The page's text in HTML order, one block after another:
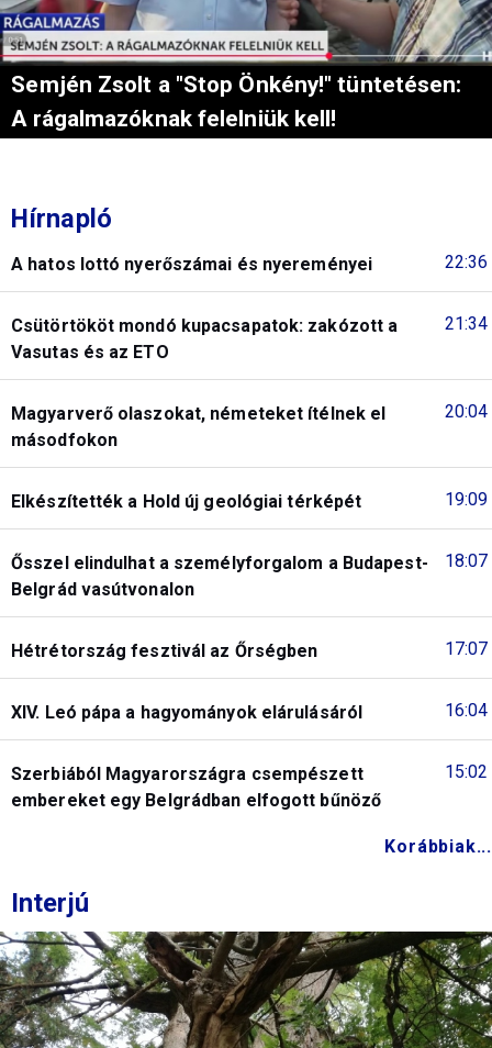
Semjén Zsolt a "Stop Önkény!" tüntetésen:
A rágalmazóknak felelniük kell!
Hírnapló
22:36
A hatos lottó nyerőszámai és nyereményei
21:34
Csütörtököt mondó kupacsapatok: zakózott a
Vasutas és az ETO
20:04
Magyarverő olaszokat, németeket ítélnek el
másodfokon
19:09
Elkészítették a Hold új geológiai térképét
18:07
Ősszel elindulhat a személyforgalom a Budapest-
Belgrád vasútvonalon
17:07
Hétrétország fesztivál az Őrségben
16:04
XIV. Leó pápa a hagyományok elárulásáról
15:02
Szerbiából Magyarországra csempészett
embereket egy Belgrádban elfogott bűnöző
Korábbiak...
Interjú